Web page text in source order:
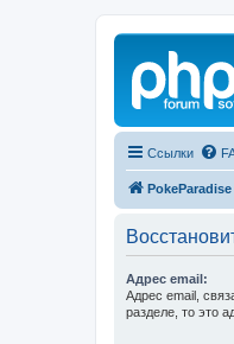
Ссылки
PokeParadise
Адрес email:
Адрес email,
разделе, то это